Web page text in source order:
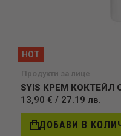
HOT
Продукти за лице
SYIS КРЕМ
13,90 € / 27.19 лв.
ДОБАВИ В